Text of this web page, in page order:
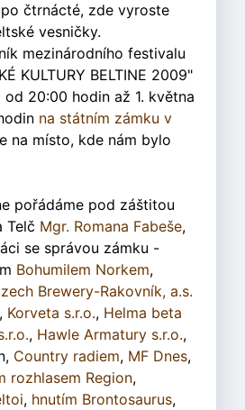
čtrnácté, zde vyroste
vesničky.
mezinárodního festivalu
KULTURY BELTINE 2009"
20:00 hodin až 1. května
na státním zámku v
na místo, kde nám bylo
pořádáme pod záštitou
Telč Mgr. Romana Fabeše,
se správou zámku -
Bohumilem Norkem,
Brewery-Rakovník, a.s.
, Korveta s.r.o., Helma beta
, Hawle Armatury s.r.o.,
Country radiem, MF Dnes,
rozhlasem Region,
, hnutím Brontosaurus,